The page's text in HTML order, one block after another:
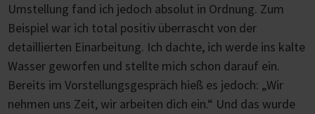
Umstellung fand ich jedoch absolut in Ordnung. Zum
Beispiel war ich total positiv überrascht von der
detaillierten Einarbeitung. Ich dachte, ich werde ins kalte
Wasser geworfen und stellte mich schon darauf ein.
Bereits im Vorstellungsgespräch hieß es jedoch: „Wir
nehmen uns Zeit, wir arbeiten dich ein.“ Und das wurde